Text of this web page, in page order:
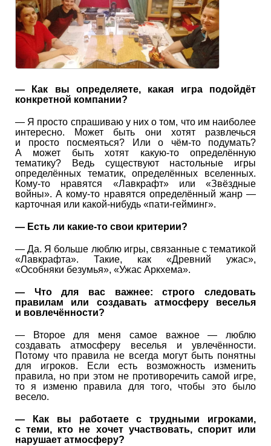
— Как вы определяете, какая игра подойдёт
конкретной компании?
— Я просто спрашиваю у них о том, что им наиболее
интересно. Может быть они хотят развлечься
и просто посмеяться? Или о чём-то подумать?
А может быть хотят какую-то определённую
тематику? Ведь существуют настольные игры
определённых тематик, определённых вселенных.
Кому-то нравятся «Лавкрафт» или «Звёздные
войны». А кому-то нравятся определённый жанр —
карточная или какой-нибудь «пати-гейминг».
— Есть ли какие-то свои критерии?
— Да. Я больше люблю игры, связанные с тематикой
«Лавкрафта». Такие, как «Древний ужас»,
«Особняки безумья», «Ужас Аркхема».
— Что для вас важнее: строго следовать
правилам или создавать атмосферу веселья
и вовлечённости?
— Второе для меня самое важное — люблю
создавать атмосферу веселья и увлечённости.
Потому что правила не всегда могут быть понятны
для игроков. Если есть возможность изменить
правила, но при этом не противоречить самой игре,
то я изменю правила для того, чтобы это было
весело.
— Как вы работаете с трудными игроками,
с теми, кто не хочет участвовать, спорит или
нарушает атмосферу?